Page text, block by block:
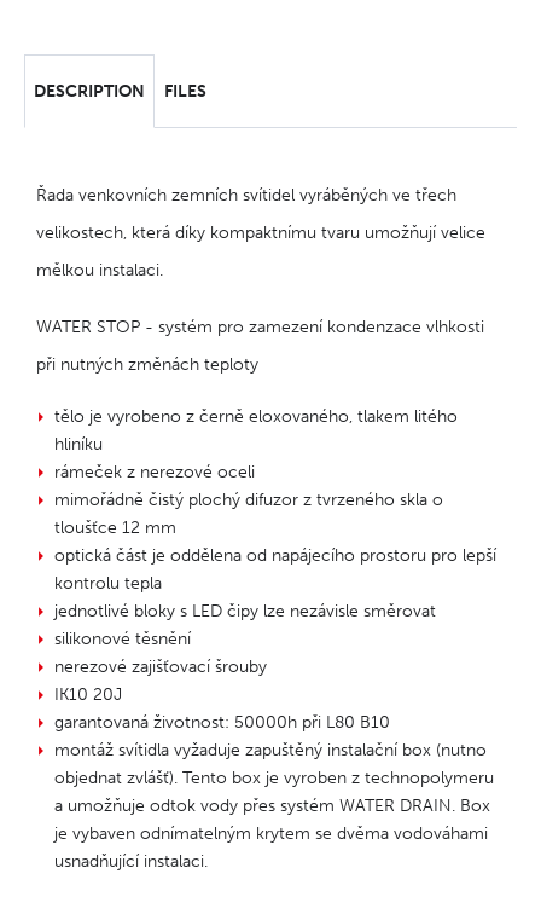
DESCRIPTION FILES
Řada venkovních zemních svítidel vyráběných ve třech
velikostech, která díky kompaktnímu tvaru umožňují velice
mělkou instalaci.
WATER STOP - systém pro zamezení kondenzace vlhkosti
při nutných změnách teploty
tělo je vyrobeno z černě eloxovaného, tlakem litého
hliníku
rámeček z nerezové oceli
mimořádně čistý plochý difuzor z tvrzeného skla o
tloušťce 12 mm
optická část je oddělena od napájecího prostoru pro lepší
kontrolu tepla
jednotlivé bloky s LED čipy lze nezávisle směrovat
silikonové těsnění
nerezové zajišťovací šrouby
IK10 20J
garantovaná životnost: 50000h při L80 B10
montáž svítidla vyžaduje zapuštěný instalační box (nutno
objednat zvlášť). Tento box je vyroben z technopolymeru
a umožňuje odtok vody přes systém WATER DRAIN. Box
je vybaven odnímatelným krytem se dvěma vodováhami
usnadňující instalaci.